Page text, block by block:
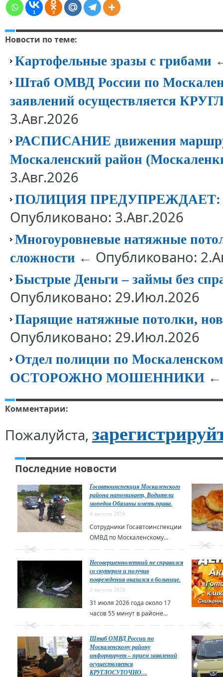
1 2
Новости по теме:
Картофельные зразы с грибами
Штаб ОМВД России по
заявлений осуществляется
3.Авг.2026
РАСПИСАНИЕ движения
Москаленский район
3.Авг.2026
ПОЛИЦИЯ
Опубликовано: 3.Авг.2026
Многоуровневые натяжные
сложности ← Опубликовано:
Быстрые Деньги – займы без
Опубликовано: 29.Июл.2026
Парящие натяжные потолки,
Опубликовано: 29.Июл.2026
Отдел полиции по
ОСТОРОЖНО МОШЕННИКИ ←
Комментарии:
Пожалуйста,
Последние новости
Госавтоинспекция Москаленского
района напоминает, Водители
мопедов Обязаны иметь права.
4 августа 2026
Сотрудники Госавтоинспекции
ОМВД по Москаленскому...
Несовершеннолетний не справился
со скутером и получив
повреждения оказался в больнице.
3 августа 2026
31 июля 2026 года около 17
часов 55 минут в районе...
Штаб ОМВД России по
Москаленскому району
информирует – прием заявлений
осуществляется
КРУГЛОСУТОЧНО…